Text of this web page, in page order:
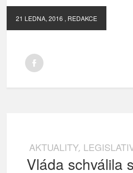
21 LEDNA, 2016 , REDAKCE
AKTUALITY,
Vláda schválila